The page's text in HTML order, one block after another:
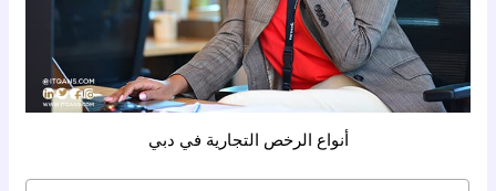
أنواع الرخص التجارية في دبي